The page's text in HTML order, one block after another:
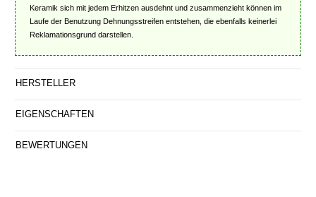
Keramik sich mit jedem Erhitzen ausdehnt und zusammenzieht können im
Laufe der Benutzung Dehnungsstreifen entstehen, die ebenfalls keinerlei
Reklamationsgrund darstellen.
HERSTELLER
EIGENSCHAFTEN
BEWERTUNGEN